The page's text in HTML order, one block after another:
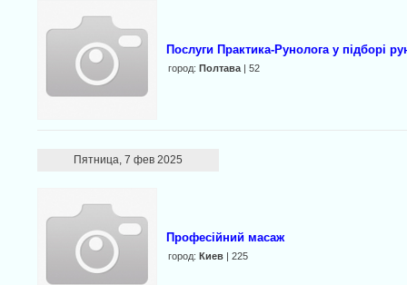
Послуги Практика-Рунолога у підборі
город: Полтава| 52
Пятница, 7 фев 2025
Професійний масаж
город: Киев| 225